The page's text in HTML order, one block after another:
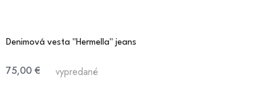
Denimová vesta "Hermella" jeans
75,00 € vypredané